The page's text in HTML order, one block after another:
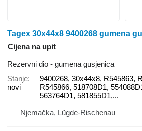
Cijena na upit
Rezervni dio - gumena gusjenica
Stanje
novi
9400268, 30x44x8, R545863,
R545866, 518708D1,
563764D1, 581855D1,...
Njemačka, Lügde-Rischenau